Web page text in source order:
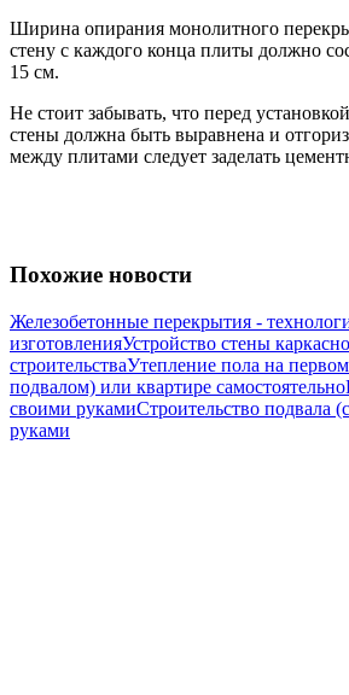
Ширина опирания монолитного
стену с каждого конца плиты должно
15 см.
Не стоит забывать, что перед
стены должна быть выравнена и
между плитами следует заделать
Похожие новости
Железобетонные перекрытия -
изготовленияУстройство стены
строительстваУтепление пола на
подвалом) или квартире самостоятельно
своими рукамиСтроительство подвала
руками